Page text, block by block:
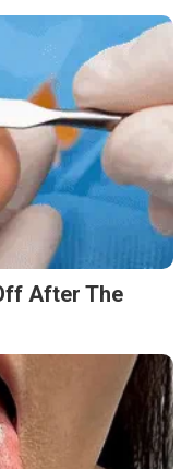
Inside Your
After The